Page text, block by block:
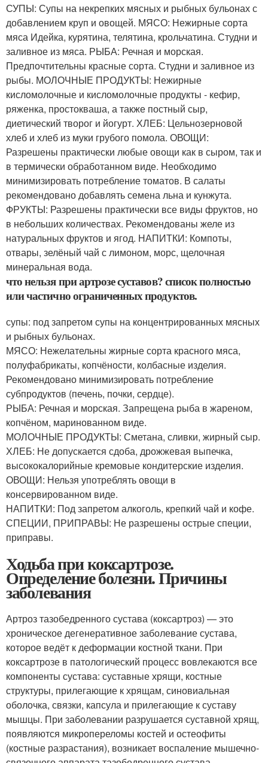
СУПЫ: Супы на некрепких мясных и рыбных бульонах с
добавлением круп и овощей. МЯСО: Нежирные сорта
мяса Идейка, курятина, телятина, крольчатина. Студни и
заливное из мяса. РЫБА: Речная и морская.
Предпочтительны красные сорта. Студни и заливное из
рыбы. МОЛОЧНЫЕ ПРОДУКТЫ: Нежирные
кисломолочные и кисломолочные продукты - кефир,
ряженка, простокваша, а также постный сыр,
диетический творог и йогурт. ХЛЕБ: Цельнозерновой
хлеб и хлеб из муки грубого помола. ОВОЩИ:
Разрешены практически любые овощи как в сыром, так и
в термически обработанном виде. Необходимо
минимизировать потребление томатов. В салаты
рекомендовано добавлять семена льна и кунжута.
ФРУКТЫ: Разрешены практически все виды фруктов, но
в небольших количествах. Рекомендованы желе из
натуральных фруктов и ягод. НАПИТКИ: Компоты,
отвары, зелёный чай с лимоном, морс, щелочная
минеральная вода.
что нельзя при артрозе суставов? список полностью
или частично ограниченных продуктов.
супы: под запретом супы на концентрированных мясных
и рыбных бульонах.
МЯСО: Нежелательны жирные сорта красного мяса,
полуфабрикаты, копчёности, колбасные изделия.
Рекомендовано минимизировать потребление
субпродуктов (печень, почки, сердце).
РЫБА: Речная и морская. Запрещена рыба в жареном,
копчёном, маринованном виде.
МОЛОЧНЫЕ ПРОДУКТЫ: Сметана, сливки, жирный сыр.
ХЛЕБ: Не допускается сдоба, дрожжевая выпечка,
высококалорийные кремовые кондитерские изделия.
ОВОЩИ: Нельзя употреблять овощи в
консервированном виде.
НАПИТКИ: Под запретом алкоголь, крепкий чай и кофе.
СПЕЦИИ, ПРИПРАВЫ: Не разрешены острые специи,
приправы.
Ходьба при коксартрозе.
Определение болезни. Причины
заболевания
Артроз тазобедренного сустава (коксартроз) — это
хроническое дегенеративное заболевание сустава,
которое ведёт к деформации костной ткани. При
коксартрозе в патологический процесс вовлекаются все
компоненты сустава: суставные хрящи, костные
структуры, прилегающие к хрящам, синовиальная
оболочка, связки, капсула и прилегающие к суставу
мышцы. При заболевании разрушается суставной хрящ,
появляются микропереломы костей и остеофиты
(костные разрастания), возникает воспаление мышечно-